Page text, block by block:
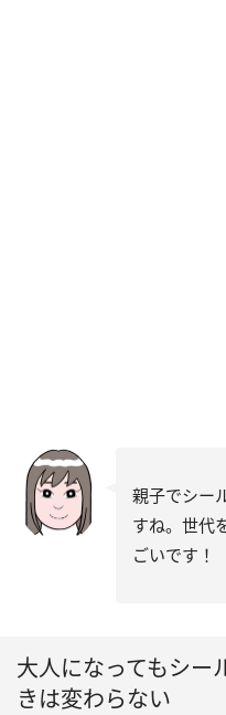
親子でシー
すね。世代
ごいです！
大人になってもシー
きは変わらない